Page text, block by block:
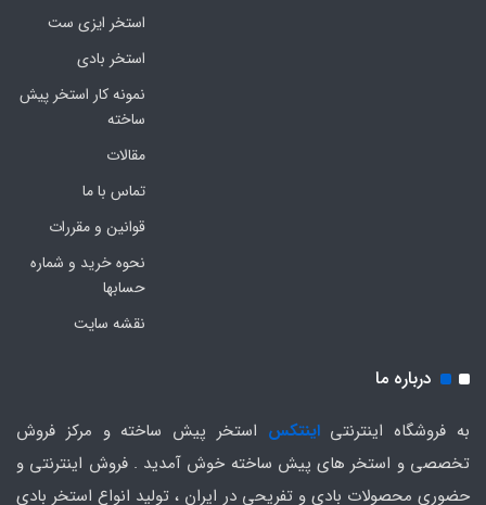
استخر ایزی ست
استخر بادی
نمونه کار استخر پیش
ساخته
مقالات
تماس با ما
قوانین و مقررات
نحوه خرید و شماره
حسابها
نقشه سایت
درباره ما
به فروشگاه اینترنتیاینتکس استخر پیش ساخته و مرکز فروش
تخصصی و استخر های پیش ساخته خوش آمدید . فروش اینترنتی و
حضوری محصولات بادی و تفریحی در ایران ، تولید انواع استخر بادی